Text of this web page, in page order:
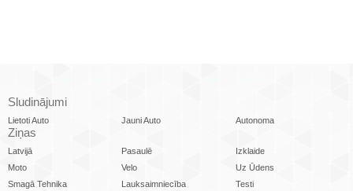
Sludinājumi
Lietoti Auto Jauni Auto Autonoma
Ziņas
Latvijā Pasaulē
Izklaide
Moto
Velo
Uz Ūdens
Smagā Tehnika
Lauksaimniecība
Testi